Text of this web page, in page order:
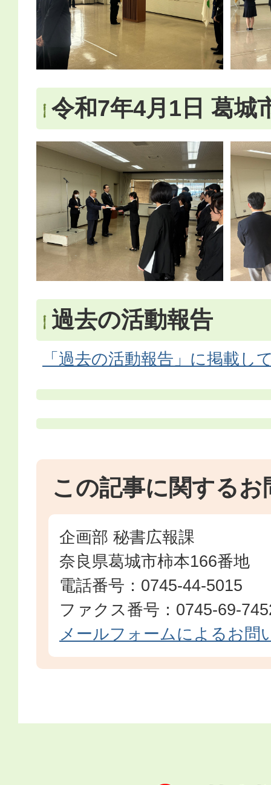
令和7年4月1日 葛城
過去の活動報告
「過去の活動報告」に掲載し
この記事に関するお
企画部 秘書広報課
奈良県葛城市柿本166番地
電話番号：0745-44-5015
ファクス番号：0745-69-
メールフォームによるお問